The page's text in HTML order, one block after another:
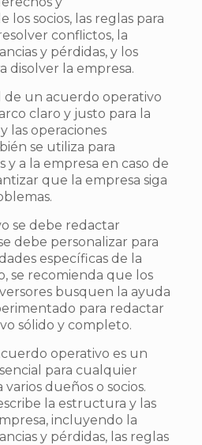
los socios, las reglas para
conflictos, la
y pérdidas, y los
disolver la empresa.
de un acuerdo operativo
claro y justo para la
las operaciones
se utiliza para
y a la empresa en caso de
que la empresa siga
se debe redactar
debe personalizar para
específicas de la
se recomienda que los
busquen la ayuda
para redactar
sólido y completo.
operativo es un
para cualquier
dueños o socios.
la estructura y las
incluyendo la
y pérdidas, las reglas